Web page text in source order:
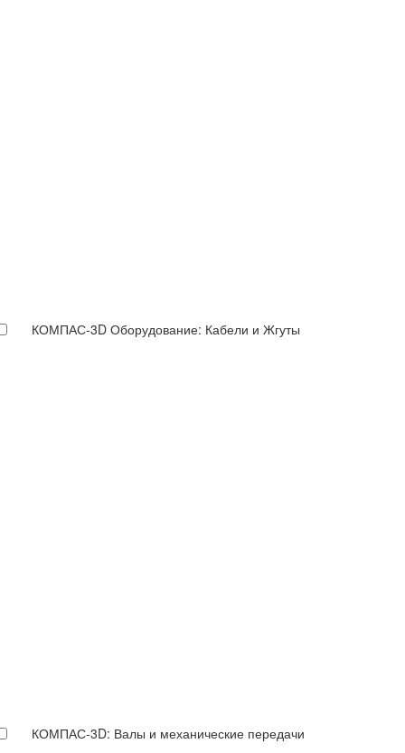
КОМПАС-3D Оборудование: Кабели и Жгуты
КОМПАС-3D: Валы и механические передачи